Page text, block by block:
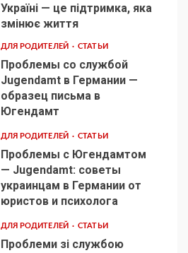
Україні — це підтримка, яка
змінює життя
ДЛЯ РОДИТЕЛЕЙ СТАТЬИ
Проблемы со службой
Jugendamt в Германии —
образец письма в
Югендамт
ДЛЯ РОДИТЕЛЕЙ СТАТЬИ
Проблемы с Югендамтом
— Jugendamt: советы
украинцам в Германии от
юристов и психолога
ДЛЯ РОДИТЕЛЕЙ СТАТЬИ
Проблеми зі службою